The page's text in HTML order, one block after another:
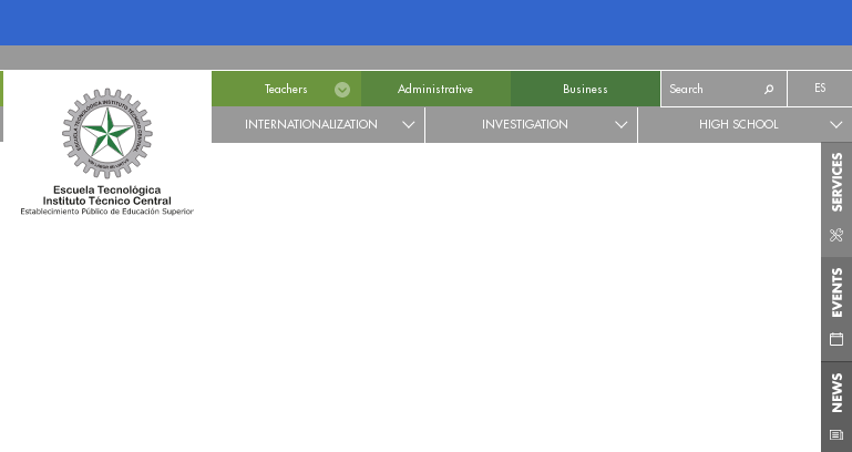
Teachers Administrative Business ES
INTERNATIONALIZATION INVESTIGATION HIGH SCHOOL